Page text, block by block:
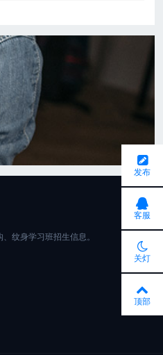
纹身学习班招生信息。
发布
客服
关灯
顶部